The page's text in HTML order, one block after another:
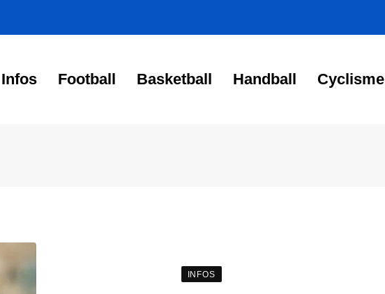
Infos Football Basketball Handball Cyclisme
INFOS